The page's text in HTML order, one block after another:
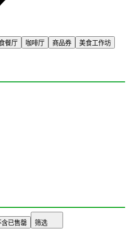
餐厅 咖啡厅 商品券
美食工作坊
含已售罄 筛选